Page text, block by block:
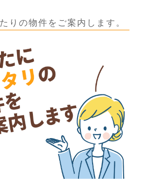
りの物件をご案内します。